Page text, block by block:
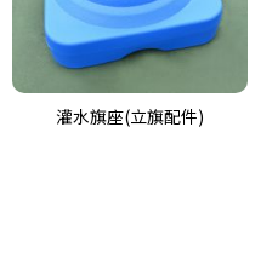
灌水旗座(立旗配件)